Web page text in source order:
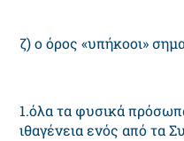
ζ) ο όρος «υπήκοοι»
1.όλα τα φυσικά
ιθαγένεια ενός από τα